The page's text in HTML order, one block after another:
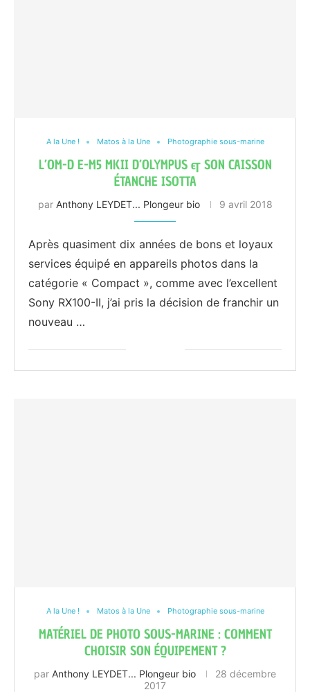
A la Une ! Matos à la Une Photographie sous-marine
L’OM-D E-M5 MKII D’OLYMPUS & SON CAISSON
ÉTANCHE ISOTTA
par Anthony LEYDET... Plongeur bio 9 avril 2018
Après quasiment dix années de bons et loyaux
services équipé en appareils photos dans la
catégorie « Compact », comme avec l’excellent
Sony RX100-II, j’ai pris la décision de franchir un
nouveau …
A la Une ! Matos à la Une Photographie sous-marine
MATÉRIEL DE PHOTO SOUS-MARINE : COMMENT
CHOISIR SON ÉQUIPEMENT ?
par Anthony LEYDET... Plongeur bio
28 décembre
2017